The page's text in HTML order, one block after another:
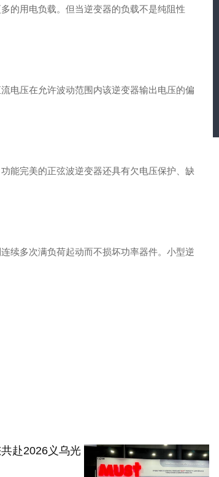
的用电负载。但当逆变器的负载不是纯阻性
电压在允许波动范围内该逆变器输出电压的偏
能完美的正弦波逆变器还具有欠电压保护、缺
续多次满负荷起动而不损坏功率器件。小型逆
赴2026义乌光